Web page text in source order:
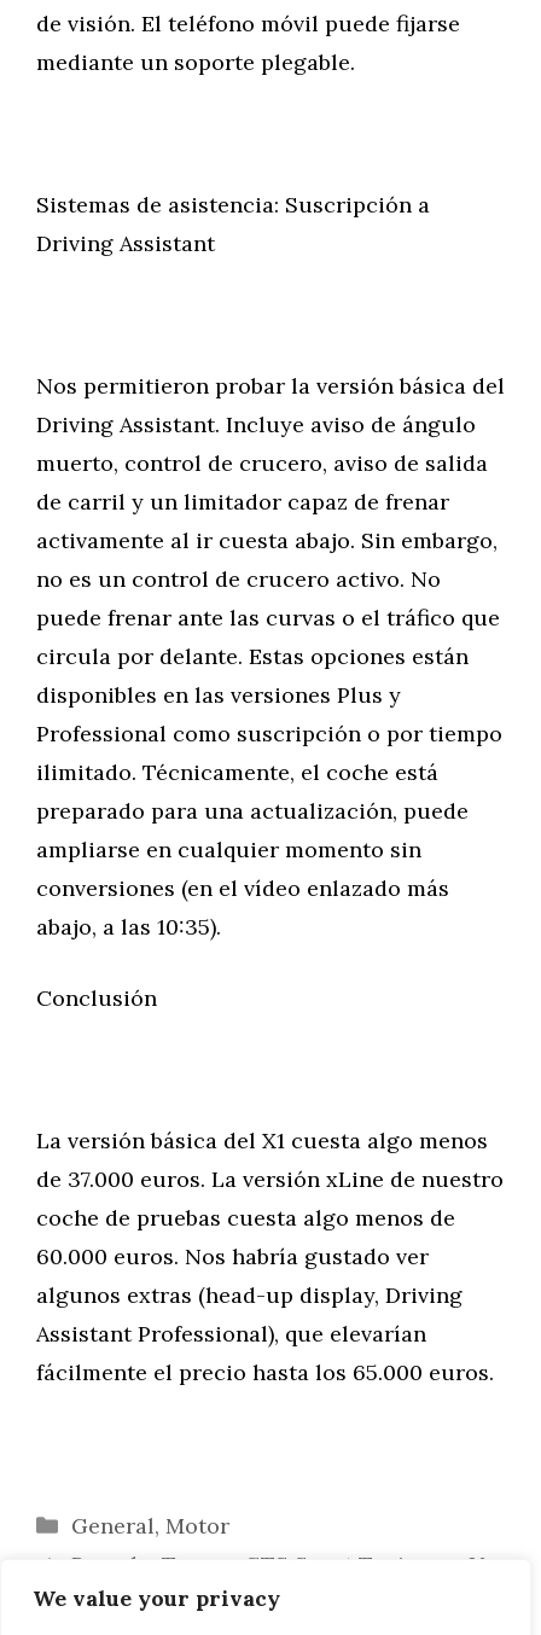
We value your privacy
de visión. El teléfono móvil puede fijarse
mediante un soporte plegable.
Sistemas de asistencia: Suscripción a
Driving Assistant
Nos permitieron probar la versión básica del
Driving Assistant. Incluye aviso de ángulo
muerto, control de crucero, aviso de salida
de carril y un limitador capaz de frenar
activamente al ir cuesta abajo. Sin embargo,
no es un control de crucero activo. No
puede frenar ante las curvas o el tráfico que
circula por delante. Estas opciones están
disponibles en las versiones Plus y
Professional como suscripción o por tiempo
ilimitado. Técnicamente, el coche está
preparado para una actualización, puede
ampliarse en cualquier momento sin
conversiones (en el vídeo enlazado más
abajo, a las 10:35).
Conclusión
La versión básica del X1 cuesta algo menos
de 37.000 euros. La versión xLine de nuestro
coche de pruebas cuesta algo menos de
60.000 euros. Nos habría gustado ver
algunos extras (head-up display, Driving
Assistant Professional), que elevarían
fácilmente el precio hasta los 65.000 euros.
Categorías
General, Motor
Porsche Taycan GTS Sport Turismo: ¿Un
Porsche de verdad?